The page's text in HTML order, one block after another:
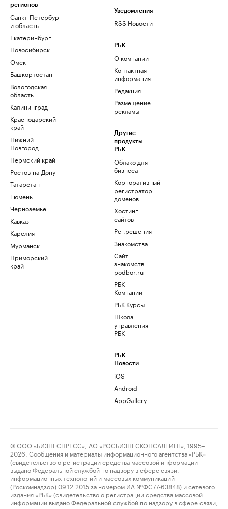
регионов
Санкт-Петербург
и область
Екатеринбург
Новосибирск
Омск
Башкортостан
Вологодская
область
Калининград
Краснодарский
край
Нижний
Новгород
Пермский край
Ростов-на-Дону
Татарстан
Тюмень
Черноземье
Кавказ
Карелия
Мурманск
Приморский
край
Уведомления
RSS Новости
РБК
О компании
Контактная
информация
Редакция
Размещение
рекламы
Другие
продукты
РБК
Облако для
бизнеса
Корпоративный
регистратор
доменов
Хостинг
сайтов
Рег.решения
Знакомства
Сайт
знакомств
podbor.ru
РБК
Компании
РБК Курсы
Школа
управления
РБК
РБК
Новости
iOS
Android
AppGallery
© ООО «БИЗНЕСПРЕСС», АО «РОСБИЗНЕСКОНСАЛТИНГ», 1995–
2026. Сообщения и материалы информационного агентства «РБК»
(свидетельство о регистрации средства массовой информации
выдано Федеральной службой по надзору в сфере связи,
информационных технологий и массовых коммуникаций
(Роскомнадзор) 09.12.2015 за номером ИА №ФС77-63848) и сетевого
издания «РБК» (свидетельство о регистрации средства массовой
информации выдано Федеральной службой по надзору в сфере связи,